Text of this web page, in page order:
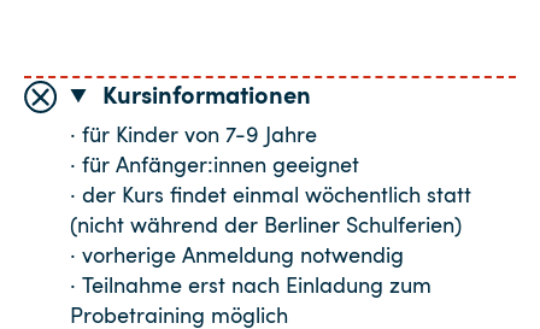
Kursinformationen
· für Kinder von 7-9 Jahre
· für Anfänger:innen geeignet
· der Kurs findet einmal wöchentlich statt
(nicht während der Berliner Schulferien)
· vorherige Anmeldung notwendig
· Teilnahme erst nach Einladung zum
Probetraining möglich